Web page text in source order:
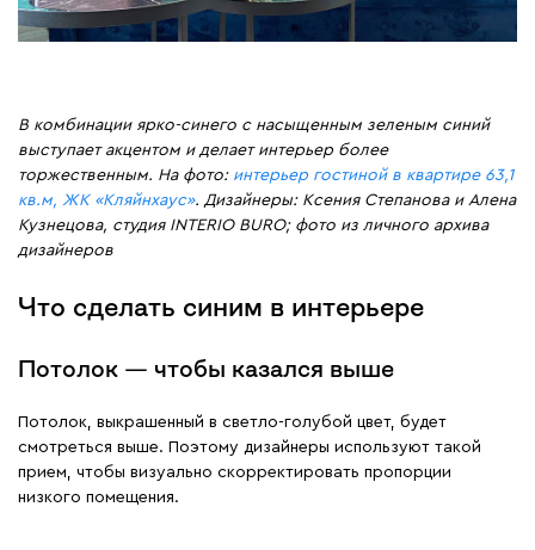
В комбинации ярко-синего с насыщенным зеленым синий
выступает акцентом и делает интерьер более
торжественным. На фото: интерьер гостиной в квартире 63,1
кв.м, ЖК «Кляйнхаус». Дизайнеры: Ксения Степанова и Алена
Кузнецова, студия INTERIO BURO; фото из личного архива
дизайнеров
Что сделать синим в интерьере
Потолок — чтобы казался выше
Потолок, выкрашенный в светло-голубой цвет, будет
смотреться выше. Поэтому дизайнеры используют такой
прием, чтобы визуально скорректировать пропорции
низкого помещения.